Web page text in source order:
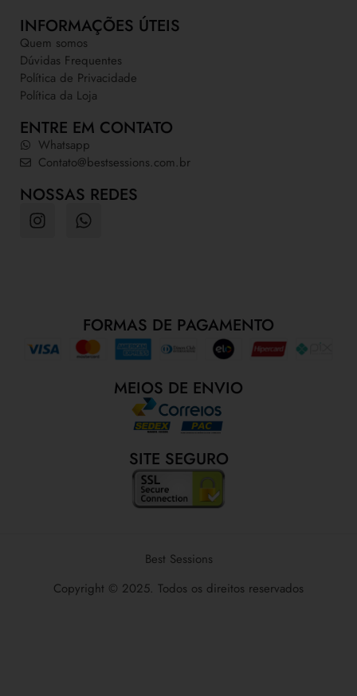
INFORMAÇÕES ÚTEIS
Quem somos
Dúvidas Frequentes
Política de Privacidade
Política da Loja
ENTRE EM CONTATO
Whatsapp
Contato@bestsessions.com.br
NOSSAS REDES
FORMAS DE PAGAMENTO
MEIOS DE ENVIO
SITE SEGURO
Best Sessions
Copyright © 2025. Todos os direitos reservados